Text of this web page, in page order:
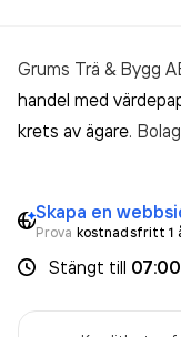
Grums Trä & Bygg
handel med
krets av ägare.
Skapa en
Prova kostnadsfritt 1
Stängt till 07:00